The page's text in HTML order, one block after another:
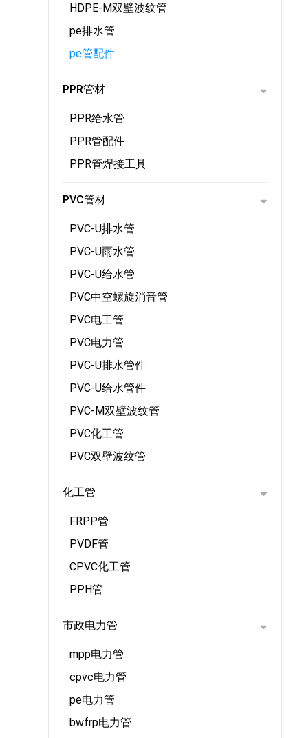
HDPE-M双壁波纹管
pe排水管
pe管配件
PPR管材
PPR给水管
PPR管配件
PPR管焊接工具
PVC管材
PVC-U排水管
PVC-U雨水管
PVC-U给水管
PVC中空螺旋消音管
PVC电工管
PVC电力管
PVC-U排水管件
PVC-U给水管件
PVC-M双壁波纹管
PVC化工管
PVC双壁波纹管
化工管
FRPP管
PVDF管
CPVC化工管
PPH管
市政电力管
mpp电力管
cpvc电力管
pe电力管
bwfrp电力管